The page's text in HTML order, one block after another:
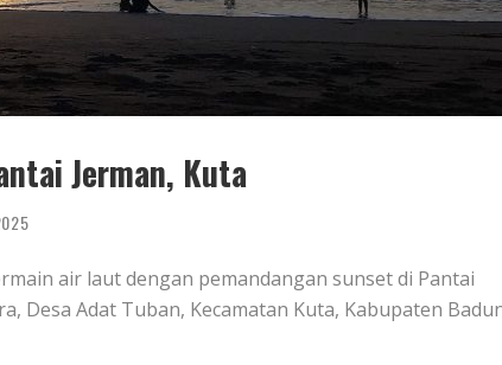
Jerman, Kuta
air laut dengan pemandangan sunset di Pantai
Desa Adat Tuban, Kecamatan Kuta, Kabupaten